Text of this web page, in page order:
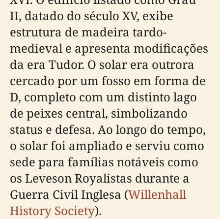
II, datado do século XV, exibe
estrutura de madeira tardo-
medieval e apresenta modificações
da era Tudor. O solar era outrora
cercado por um fosso em forma de
D, completo com um distinto lago
de peixes central, simbolizando
status e defesa. Ao longo do tempo,
o solar foi ampliado e serviu como
sede para famílias notáveis como
os Leveson Royalistas durante a
Guerra Civil Inglesa (Willenhall
History Society).